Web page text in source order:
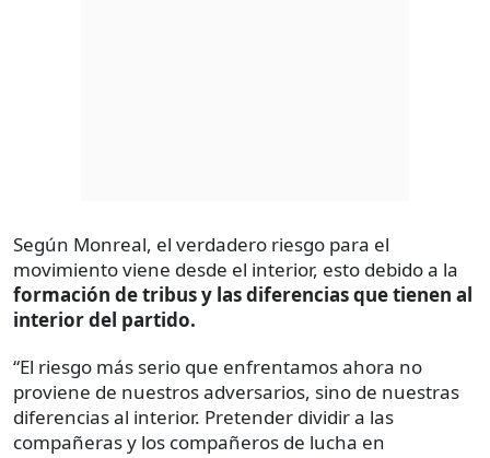
Según Monreal, el verdadero riesgo para el
movimiento viene desde el interior, esto debido a la
formación de tribus y las diferencias que tienen al
interior del partido.
“El riesgo más serio que enfrentamos ahora no
proviene de nuestros adversarios, sino de nuestras
diferencias al interior. Pretender dividir a las
compañeras y los compañeros de lucha en